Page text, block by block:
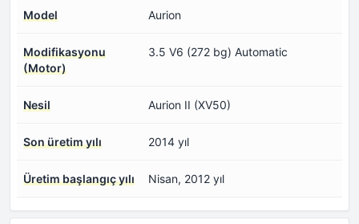
Model Aurion
Modifikasyonu
(Motor)
3.5 V6 (272 bg) Automatic
Nesil Aurion II (XV50)
Son üretim yılı 2014 yıl
Üretim başlangıç yılı Nisan, 2012 yıl